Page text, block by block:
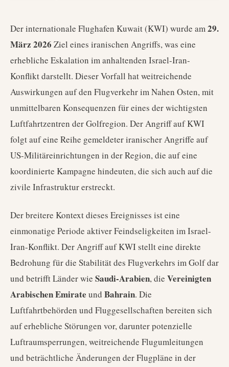
Der internationale Flughafen Kuwait (KWI) wurde am29.
März 2026 Ziel eines iranischen Angriffs, was eine
erhebliche Eskalation im anhaltenden Israel-Iran-
Konflikt darstellt. Dieser Vorfall hat weitreichende
Auswirkungen auf den Flugverkehr im Nahen Osten, mit
unmittelbaren Konsequenzen für eines der wichtigsten
Luftfahrtzentren der Golfregion. Der Angriff auf KWI
folgt auf eine Reihe gemeldeter iranischer Angriffe auf
US-Militäreinrichtungen in der Region, die auf eine
koordinierte Kampagne hindeuten, die sich auch auf die
zivile Infrastruktur erstreckt.
Der breitere Kontext dieses Ereignisses ist eine
einmonatige Periode aktiver Feindseligkeiten im Israel-
Iran-Konflikt. Der Angriff auf KWI stellt eine direkte
Bedrohung für die Stabilität des Flugverkehrs im Golf dar
und betrifft Länder wie Saudi-Arabien, die Vereinigten
Arabischen Emirate und Bahrain. Die
Luftfahrtbehörden und Fluggesellschaften bereiten sich
auf erhebliche Störungen vor, darunter potenzielle
Luftraumsperrungen, weitreichende Flugumleitungen
und beträchtliche Änderungen der Flugpläne in der